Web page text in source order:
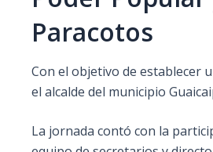
Paracotos
Con el objetivo de establecer
el alcalde del municipio
La jornada contó con la